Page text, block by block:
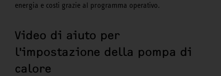
energia e costi grazie al programma operativo.
Video di aiuto per
l'impostazione della pompa di
calore